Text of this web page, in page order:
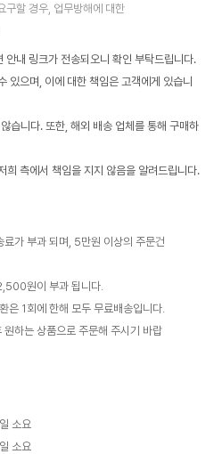
구할 경우, 업무방해에 대한
내 링크가 전송되오니 확인 부탁드립니다.
으며, 이에 대한 책임은 고객에게 있습니
습니다. 또한, 해외 배송 업체를 통해 구매하
측에서 책임을 지지 않음을 알려드립니다.
가 부과 되며, 5만원 이상의 주문건
원이 부과 됩니다.
은 1회에 한해 모두 무료배송입니다.
하는 상품으로 주문해 주시기 바랍
소요
소요